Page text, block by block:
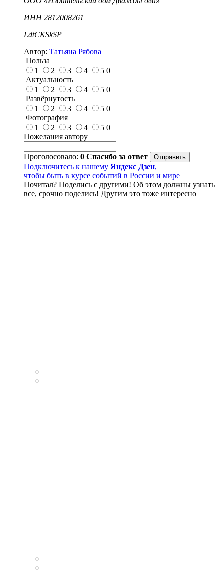
ИНН 2812008261
LdtCKSkSP
Автор: Татьяна Рябова
Польза
1
2 3 4 5 0
Актуальность
1
2 3 4 5 0
Развёрнутость
1
2 3 4 5 0
Фотография
1
2 3 4 5 0
Пожелания автору
Проголосовало: 0 Спасибо за ответ
Подключитесь к нашему Яндекс Дзен,
чтобы быть в курсе событий в России и мире
Почитал? Поделись с другими! Об этом должны узнать
все, срочно поделись! Другим это тоже интересно